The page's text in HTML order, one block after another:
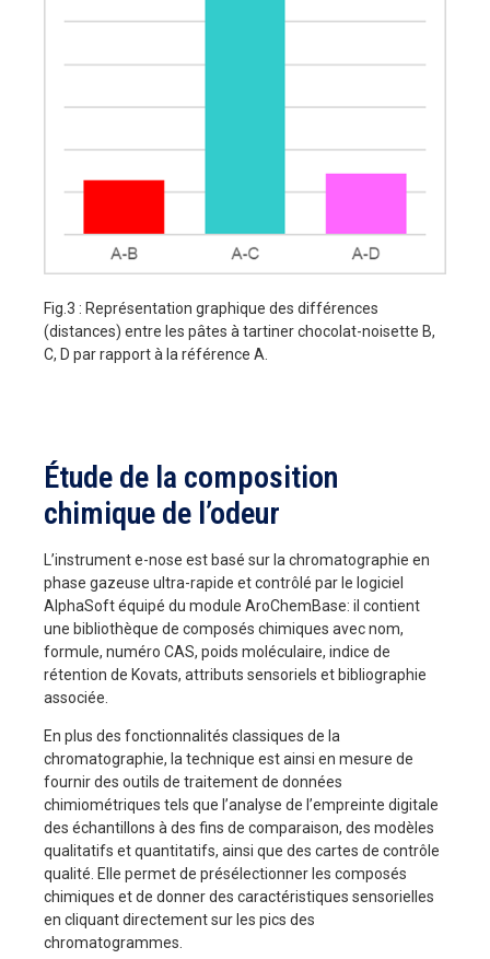
Fig.3 : Représentation graphique des différences
(distances) entre les pâtes à tartiner chocolat-noisette B,
C, D par rapport à la référence A.
Étude de la composition
chimique de l’odeur
L’instrument e-nose est basé sur la chromatographie en
phase gazeuse ultra-rapide et contrôlé par le logiciel
AlphaSoft équipé du module AroChemBase: il contient
une bibliothèque de composés chimiques avec nom,
formule, numéro CAS, poids moléculaire, indice de
rétention de Kovats, attributs sensoriels et bibliographie
associée.
En plus des fonctionnalités classiques de la
chromatographie, la technique est ainsi en mesure de
fournir des outils de traitement de données
chimiométriques tels que l’analyse de l’empreinte digitale
des échantillons à des fins de comparaison, des modèles
qualitatifs et quantitatifs, ainsi que des cartes de contrôle
qualité. Elle permet de présélectionner les composés
chimiques et de donner des caractéristiques sensorielles
en cliquant directement sur les pics des
chromatogrammes.